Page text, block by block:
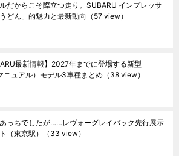
だからこそ際立つ走り。SUBARU インプレッサ
どん」的魅力と最新動向 （57 view）
最新情報】2027年までに登場する新型
ニュアル）モデル3車種まとめ （38 view）
っちでしたが……レヴォーグレイバック先行展示
（東京駅）
（33 view）